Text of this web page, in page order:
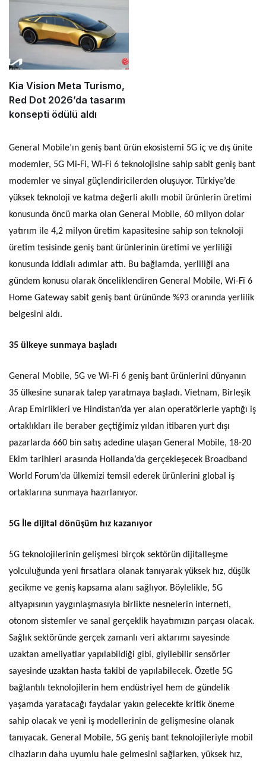
Kia Vision Meta Turismo,
Red Dot 2026’da tasarım
konsepti ödülü aldı
General Mobile’ın geniş bant ürün ekosistemi 5G iç ve dış ünite
modemler, 5G Mi-Fi, Wi-Fi 6 teknolojisine sahip sabit geniş bant
modemler ve sinyal güçlendiricilerden oluşuyor. Türkiye’de
yüksek teknoloji ve katma değerli akıllı mobil ürünlerin üretimi
konusunda öncü marka olan General Mobile, 60 milyon dolar
yatırım ile 4,2 milyon üretim kapasitesine sahip son teknoloji
üretim tesisinde geniş bant ürünlerinin üretimi ve yerliliği
konusunda iddialı adımlar attı. Bu bağlamda, yerliliği ana
gündem konusu olarak önceliklendiren General Mobile, Wi-Fi 6
Home Gateway sabit geniş bant ürününde %93 oranında yerlilik
belgesini aldı.
35 ülkeye sunmaya başladı
General Mobile, 5G ve Wi-Fi 6 geniş bant ürünlerini dünyanın
35 ülkesine sunarak talep yaratmaya başladı. Vietnam, Birleşik
Arap Emirlikleri ve Hindistan’da yer alan operatörlerle yaptığı iş
ortaklıkları ile beraber geçtiğimiz yıldan itibaren yurt dışı
pazarlarda 660 bin satış adedine ulaşan General Mobile, 18-20
Ekim tarihleri arasında Hollanda’da gerçekleşecek Broadband
World Forum’da ülkemizi temsil ederek ürünlerini global iş
ortaklarına sunmaya hazırlanıyor.
5G İledijitaldönüşüm hız kazanıyor
5G teknolojilerinin gelişmesi birçok sektörün dijitalleşme
yolculuğunda yeni fırsatlara olanak tanıyarak yüksek hız, düşük
gecikme ve geniş kapsama alanı sağlıyor. Böylelikle, 5G
altyapısının yaygınlaşmasıyla birlikte nesnelerin interneti,
otonom sistemler ve sanal gerçeklik hayatımızın parçası olacak.
Sağlık sektöründe gerçek zamanlı veri aktarımı sayesinde
uzaktan ameliyatlar yapılabildiği gibi, giyilebilir sensörler
sayesinde uzaktan hasta takibi de yapılabilecek. Özetle 5G
bağlantılı teknolojilerin hem endüstriyel hem de gündelik
yaşamda yaratacağı faydalar yakın gelecekte kritik öneme
sahip olacak ve yeni iş modellerinin de gelişmesine olanak
tanıyacak.General Mobile, 5G geniş bant teknolojileriyle mobil
cihazların daha uyumlu hale gelmesini sağlarken, yüksek hız,